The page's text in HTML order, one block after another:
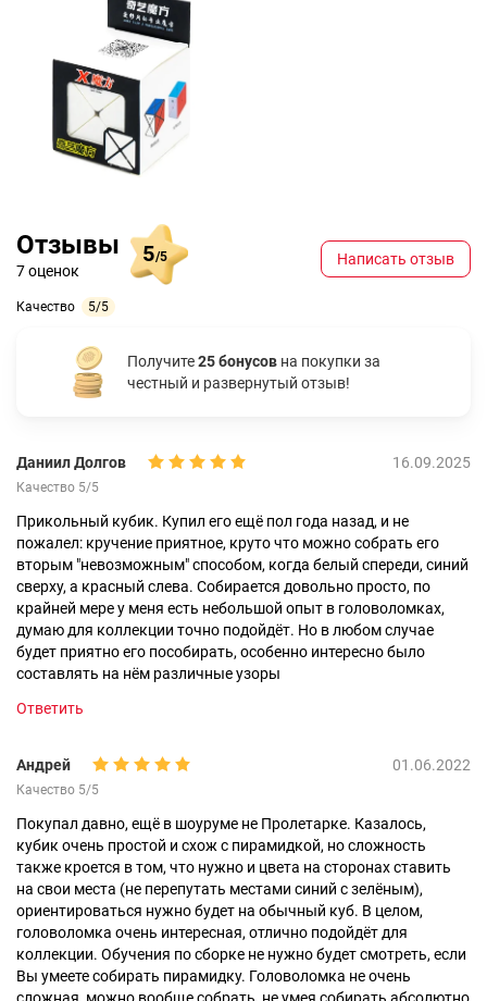
Отзывы
7 оценок
5/5
Качество 5/5
Написать отзыв
Получите25 бонусов на покупки за
честный и развернутый отзыв!
Даниил Долгов 16.09.2025
Качество 5/5
Прикольный кубик. Купил его ещё пол года назад, и не
пожалел: кручение приятное, круто что можно собрать его
вторым "невозможным" способом, когда белый спереди, синий
сверху, а красный слева. Собирается довольно просто, по
крайней мере у меня есть небольшой опыт в головоломках,
думаю для коллекции точно подойдёт. Но в любом случае
будет приятно его пособирать, особенно интересно было
составлять на нём различные узоры
Ответить
Андрей 01.06.2022
Качество 5/5
Покупал давно, ещё в шоуруме не Пролетарке. Казалось,
кубик очень простой и схож с пирамидкой, но сложность
также кроется в том, что нужно и цвета на сторонах ставить
на свои места (не перепутать местами синий с зелёным),
ориентироваться нужно будет на обычный куб. В целом,
головоломка очень интересная, отлично подойдёт для
коллекции. Обучения по сборке не нужно будет смотреть, если
Вы умеете собирать пирамидку. Головоломка не очень